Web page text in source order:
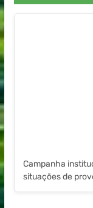
Campanha
situações de